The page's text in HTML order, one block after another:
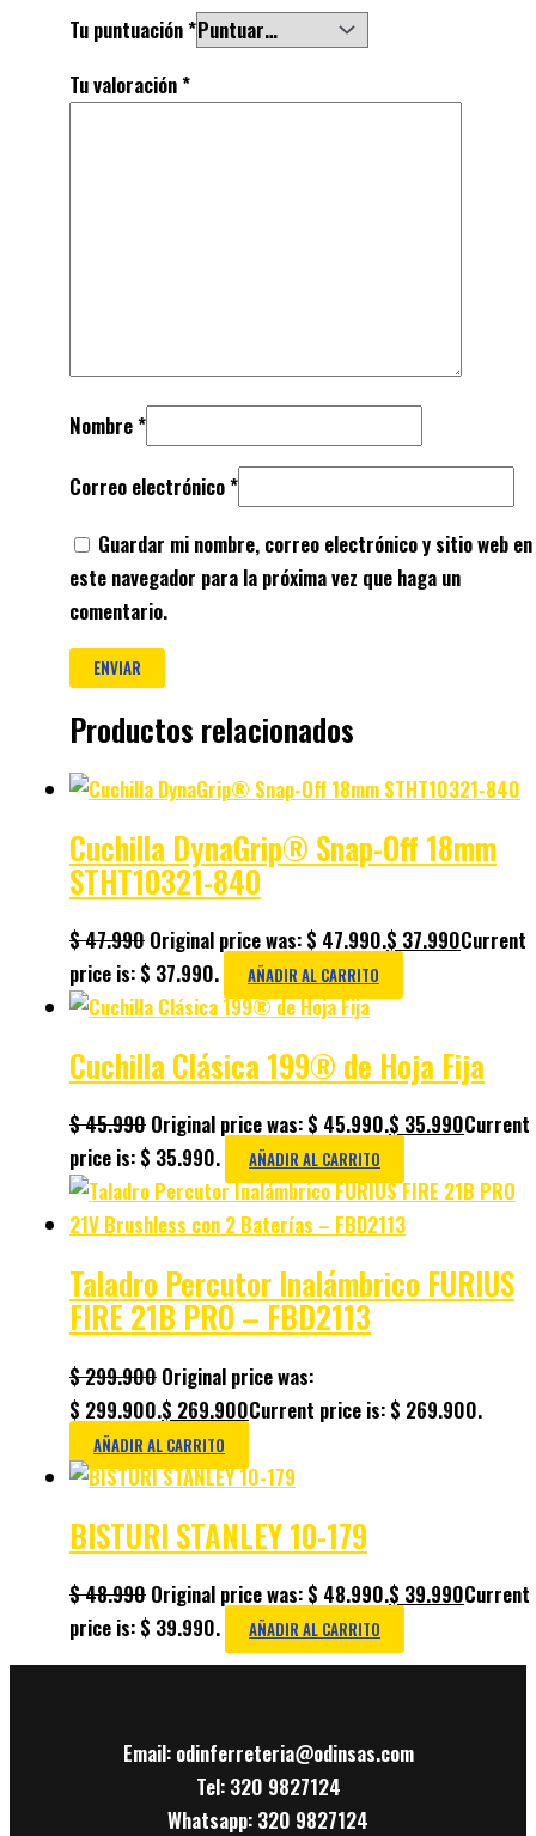
Tu puntuación*
Tu valoración*
Nombre*
Correo electrónico*
Guardar mi nombre, correo electrónico y sitio web en
este navegador para la próxima vez que haga un
comentario.
Productos relacionados
Cuchilla DynaGrip® Snap-Off 18mm
STHT10321-840
$47.990 Original price was: $ 47.990.$ 37.990Current
price is: $ 37.990.
AÑADIR AL CARRITO
Cuchilla Clásica 199® de Hoja Fija
$45.990 Original price was: $ 45.990.$ 35.990Current
price is: $ 35.990.
AÑADIR AL CARRITO
Taladro Percutor Inalámbrico FURIUS
FIRE 21B PRO – FBD2113
$299.900 Original price was:
$ 299.900.$ 269.900Current price is: $ 269.900.
AÑADIR AL CARRITO
BISTURI STANLEY 10-179
$48.990 Original price was: $ 48.990.$ 39.990Current
price is: $ 39.990.
AÑADIR AL CARRITO
Email: odinferreteria@odinsas.com
Tel: 320 9827124
Whatsapp: 320 9827124